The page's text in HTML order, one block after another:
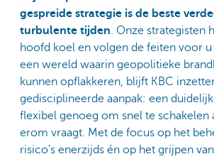
gespreide strategie is de beste
turbulente tijden. Onze strategisten
hoofd koel en volgen de feiten voor
een wereld waarin geopolitieke
kunnen opflakkeren, blijft KBC
gedisciplineerde aanpak: een
flexibel genoeg om snel te schakelen
erom vraagt. Met de focus op het
risico’s enerzijds én op het grijpen